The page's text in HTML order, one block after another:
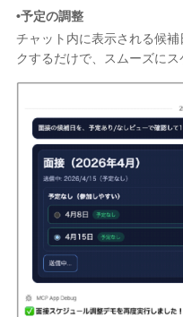
•予定の調整
チャット内に表示される候
クするだけで、スムーズにス